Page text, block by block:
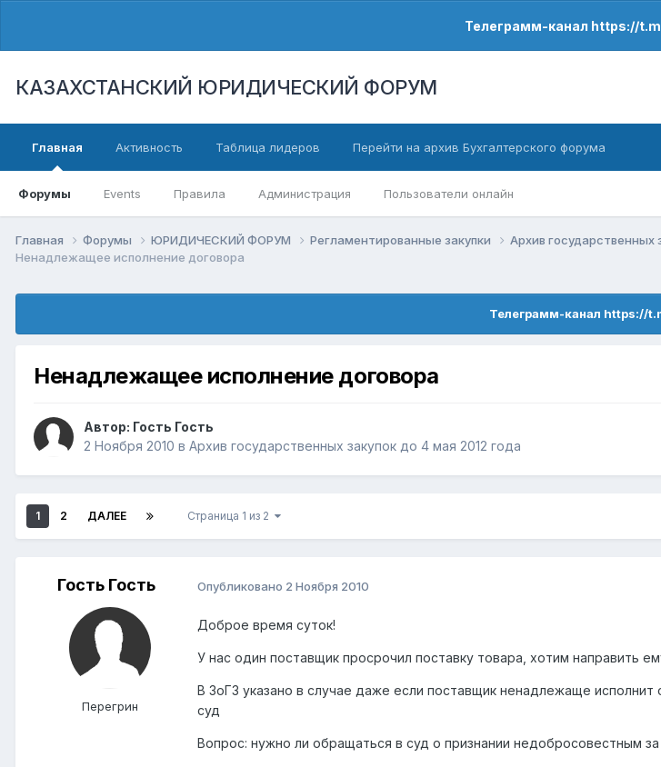
Телеграмм-канал https://
КАЗАХСТАНСКИЙ ЮРИДИЧЕСКИЙ ФОРУМ
Главная
Форумы Events Правила Администрация Пользователи онлайн
Активность Таблица лидеров Перейти на архив Бухгалтерского форума
Главная Форумы ЮРИДИЧЕСКИЙ ФОРУМ Регламентированные закупки
Архив государственных
Ненадлежащее исполнение договора
Телеграмм-канал https://
Ненадлежащее исполнение договора
Автор: Гость Гость
2 Ноября 2010 в Архив государственных закупок до 4 мая 2012 года
1 2 ДАЛЕЕ Страница 1 из 2
Гость Гость
Перегрин
Опубликовано 2 Ноября 2010
Доброе время суток!
У нас один поставщик просрочил поставку товара, хотим направить
В ЗоГЗ указано в случае даже если поставщик ненадлежаще
суд
Вопрос: нужно ли обращаться в суд о признании недобросовестным